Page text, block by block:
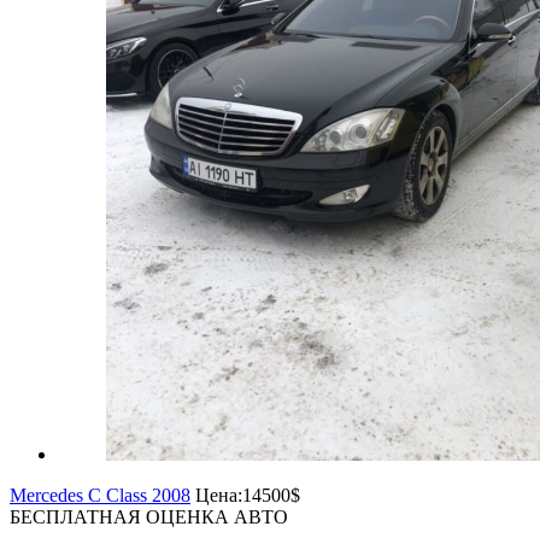
Mercedes C Class 2008 Цена:14500$
БЕСПЛАТНАЯ ОЦЕНКА АВТО